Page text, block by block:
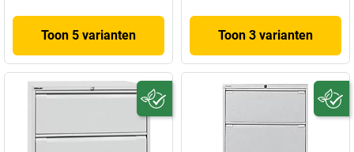
Toon 5 varianten Toon 3 varianten